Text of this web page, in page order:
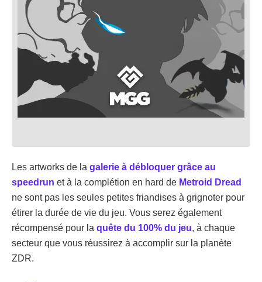
Les artworks de la galerie à débloquer grâce au
speedrun et à la complétion en hard de Metroid Dread
ne sont pas les seules petites friandises à grignoter pour
étirer la durée de vie du jeu. Vous serez également
récompensé pour la quête du 100% du jeu, à chaque
secteur que vous réussirez à accomplir sur la planète
ZDR.